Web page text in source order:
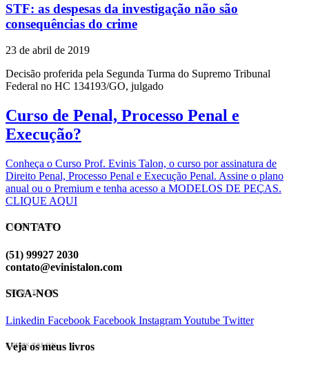
STF: as despesas da investigação não são
consequências do crime
23 de abril de 2019
Decisão proferida pela Segunda Turma do Supremo Tribunal
Federal no HC 134193/GO, julgado
Curso de Penal, Processo Penal e
Execução?
Conheça o Curso Prof. Evinis Talon, o curso por assinatura de
Direito Penal, Processo Penal e Execução Penal. Assine o plano
anual ou o Premium e tenha acesso a MODELOS DE PEÇAS.
CLIQUE AQUI
EVINIS TALON
CONTATO
(51) 99927 2030
contato@evinistalon.com
EVINIS TALON
SIGA-NOS
Linkedin Facebook Facebook InstagramYoutube Twitter
EVINIS TALON
Veja os meus livros